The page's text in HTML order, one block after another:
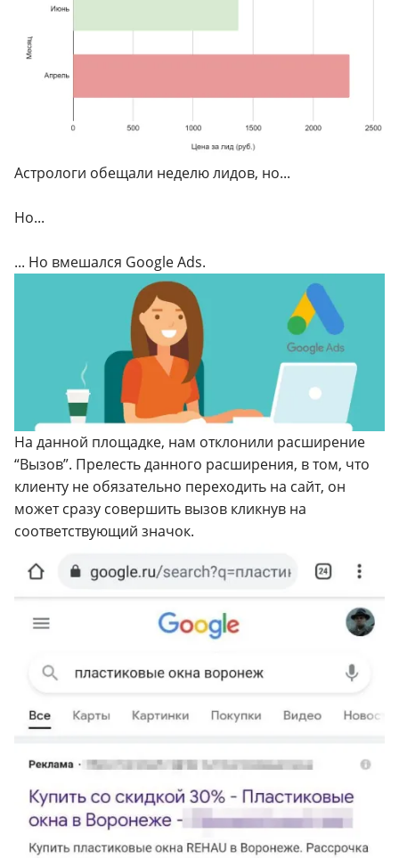
Астрологи обещали неделю лидов, но...
Но...
... Но вмешался Google Ads.
На данной площадке, нам отклонили расширение
“Вызов”. Прелесть данного расширения, в том, что
клиенту не обязательно переходить на сайт, он
может сразу совершить вызов кликнув на
соответствующий значок.